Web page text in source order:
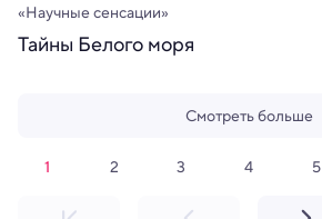
«Научные сенсации»
Тайны Белого моря
Смотреть больше
1 2 3 4 5